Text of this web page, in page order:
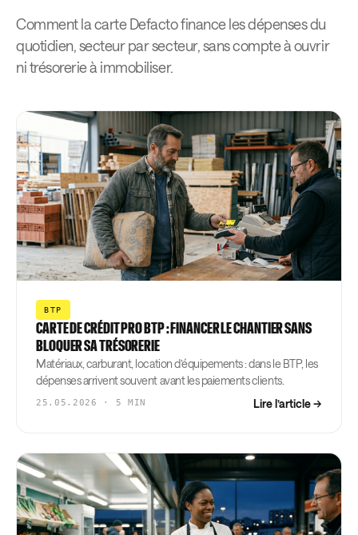
Comment la carte Defacto finance les dépenses du
quotidien, secteur par secteur, sans compte à ouvrir
ni trésorerie à immobiliser.
BTP
CARTE DE CRÉDIT PRO BTP : FINANCER LE CHANTIER SANS
BLOQUER SA TRÉSORERIE
Matériaux, carburant, location d’équipements : dans le BTP, les
dépenses arrivent souvent avant les paiements clients.
25.05.2026 · 5 MIN Lire l’article →